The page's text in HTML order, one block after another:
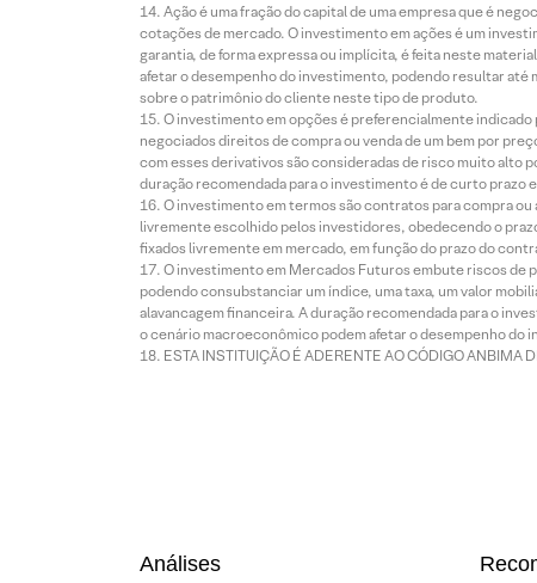
Ação é uma fração do capital de uma empresa que é
cotações de mercado. O investimento em ações é um
garantia, de forma expressa ou implícita, é feita neste
afetar o desempenho do investimento, podendo resultar até
sobre o patrimônio do cliente neste tipo de produto.
O investimento em opções é preferencialmente
negociados direitos de compra ou venda de um bem por
com esses derivativos são consideradas de risco muito alto
duração recomendada para o investimento é de curto
O investimento em termos são contratos para compra ou
livremente escolhido pelos investidores, obedecendo o
fixados livremente em mercado, em função do prazo do
O investimento em Mercados Futuros embute riscos
podendo consubstanciar um índice, uma taxa, um valor
alavancagem financeira. A duração recomendada para o
o cenário macroeconômico podem afetar o desempenho do
ESTA INSTITUIÇÃO É ADERENTE AO CÓDIGO ANBIMA
Análises